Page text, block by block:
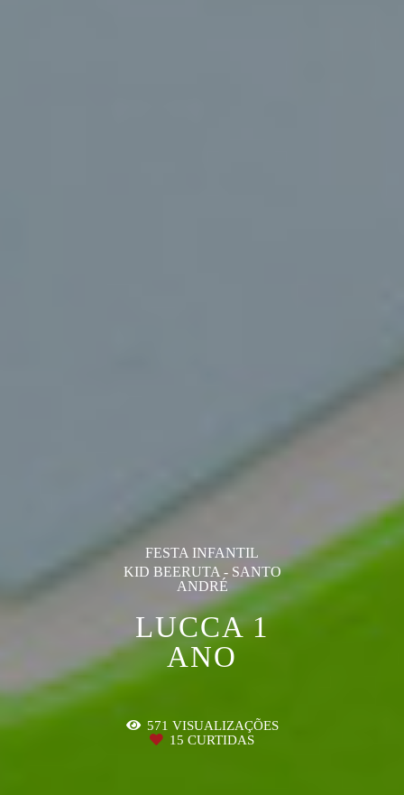
FESTA INFANTIL
KID BEERUTA - SANTO
ANDRÉ
LUCCA 1
ANO
571 VISUALIZAÇÕES
15 CURTIDAS